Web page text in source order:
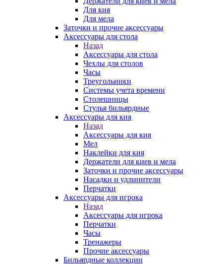
Для кия
Для мела
Заточки и прочие аксессуары
Аксессуары для стола
Назад
Аксессуары для стола
Чехлы для столов
Часы
Треугольники
Системы учета времени
Столешницы
Стулья бильярдные
Аксессуары для кия
Назад
Аксессуары для кия
Мел
Наклейки для кия
Держатели для киев и мела
Заточки и прочие аксессуары
Насадки и удлинители
Перчатки
Аксессуары для игрока
Назад
Аксессуары для игрока
Перчатки
Часы
Тренажеры
Прочие аксессуары
Бильярдные коллекции